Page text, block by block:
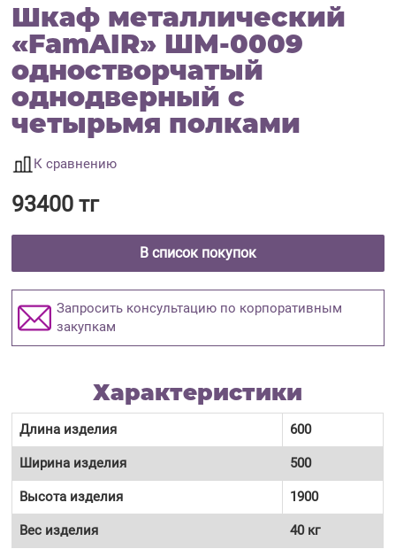
Шкаф металлический
«FamAIR» ШМ-0009
одностворчатый
однодверный с
четырьмя полками
К сравнению
93400 тг
В список покупок
Запросить консультацию по корпоративным
закупкам
Характеристики
Длина изделия 600
Ширина изделия 500
Высота изделия 1900
Вес изделия 40 кг